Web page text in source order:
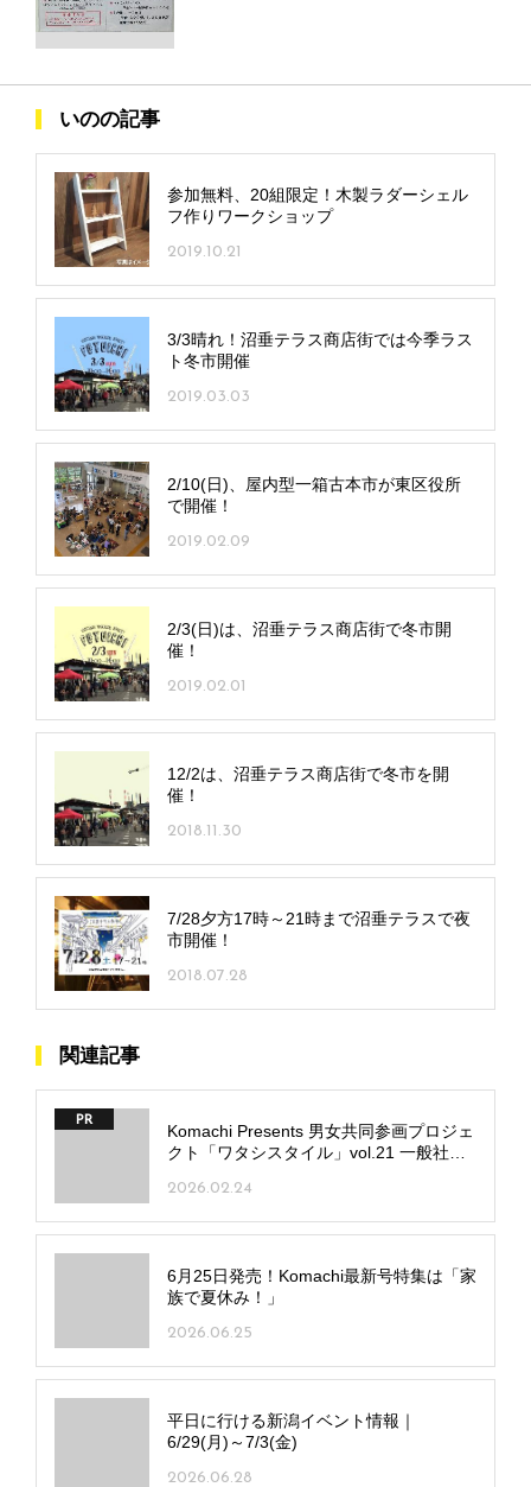
いのの記事
参加無料、20組限定！木製ラダーシェル
フ作りワークショップ
2019.10.21
3/3晴れ！沼垂テラス商店街では今季ラス
ト冬市開催
2019.03.03
2/10(日)、屋内型一箱古本市が東区役所
で開催！
2019.02.09
2/3(日)は、沼垂テラス商店街で冬市開
催！
2019.02.01
12/2は、沼垂テラス商店街で冬市を開
催！
2018.11.30
7/28夕方17時～21時まで沼垂テラスで夜
市開催！
2018.07.28
関連記事
PR
Komachi Presents 男女共同参画プロジェ
クト「ワタシスタイル」vol.21 一般社団
ハビリテーション病院
2026.02.24
6月25日発売！Komachi最新号特集は「家
族で夏休み！」
2026.06.25
平日に行ける新潟イベント情報｜
6/29(月)～7/3(金)
2026.06.28